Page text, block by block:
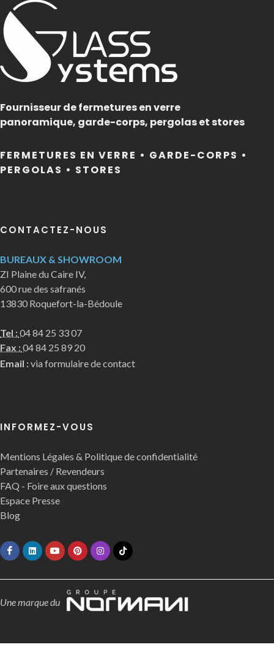
Fournisseur de fermetures en verre
panoramique, garde-corps, pergolas et stores
FERMETURES EN VERRE • GARDE-CORPS •
PERGOLAS • STORES
CONTACTEZ-NOUS
BUREAUX & SHOWROOM
ZI Plaine du Caire IV,
600 rue des safranés
13830 Roquefort-la-Bédoule
Tel :04 84 25 33 07
Fax :04 84 25 89 20
Email :via formulaire de contact
INFORMEZ-VOUS
Mentions Légales & Politique de confidentialité
Partenaires / Revendeurs
FAQ - Foire aux questions
Espace Presse
Blog
Une marque du